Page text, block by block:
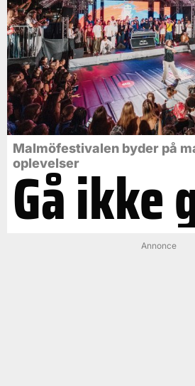
Malmöfestivalen byder på
oplevelser
Gå ikke
Annonce